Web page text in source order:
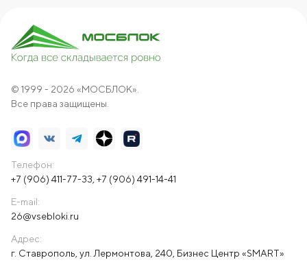
© 1999 - 2026 «МОСБЛОК».
Все права защищены.
Телефон:
+7 (906) 411-77-33 +7 (906) 491-14-41
E-mail:
26@vsebloki.ru
Адрес:
г. Ставрополь, ул. Лермонтова, 240, Бизнес Центр «SMART»